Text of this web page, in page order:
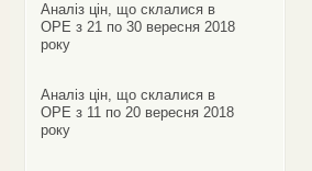
Аналіз цін, що склалися в
ОРЕ з 21 по 30 вересня 2018
року
Аналіз цін, що склалися в
ОРЕ з 11 по 20 вересня 2018
року